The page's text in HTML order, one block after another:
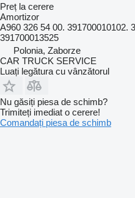
Preț la cerere
Amortizor
A960 326 54 00. 391700010102.
391700013525
Polonia, Zaborze
CAR TRUCK SERVICE
Luați legătura cu vânzătorul
Nu găsiți piesa de schimb?
Trimiteți imediat o cerere!
Comandați piesa de schimb